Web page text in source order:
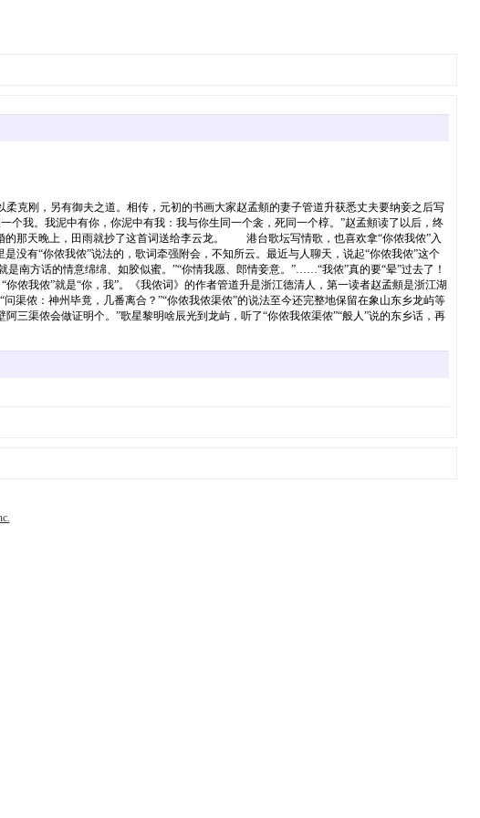
克刚，另有御夫之道。相传，元初的书画大家赵孟頫的妻子管道升获悉丈夫要纳妾之后写
我。我泥中有你，你泥中有我：我与你生同一个衾，死同一个椁。”赵孟頫读了以后，终
的那天晚上，田雨就抄了这首词送给李云龙。 港台歌坛写情歌，也喜欢拿“你侬我侬”入
有“你侬我侬”说法的，歌词牵强附会，不知所云。最近与人聊天，说起“你侬我侬”这个
南方话的情意绵绵、如胶似蜜。”“你情我愿、郎情妾意。”……“我侬”真的要“晕”过去了！
侬我侬”就是“你，我”。《我侬词》的作者管道升是浙江德清人，第一读者赵孟頫是浙江湖
渠侬：神州毕竟，几番离合？”“你侬我侬渠侬”的说法至今还完整地保留在象山东乡龙屿等
三渠侬会做证明个。”歌星黎明啥辰光到龙屿，听了“你侬我侬渠侬”“般人”说的东乡话，再